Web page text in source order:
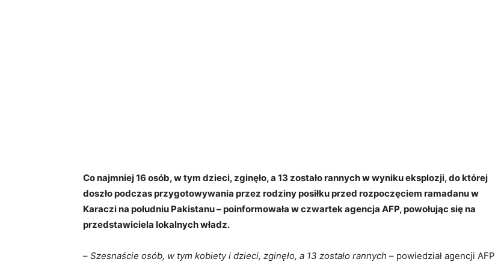
Co najmniej 16 osób, w tym dzieci, zginęło, a 13 zostało rannych w wyniku eksplozji, do której
doszło podczas przygotowywania przez rodziny posiłku przed rozpoczęciem ramadanu w
Karaczi na południu Pakistanu – poinformowała w czwartek agencja AFP, powołując się na
przedstawiciela lokalnych władz.
– Szesnaście osób, w tym kobiety i dzieci, zginęło, a 13 zostało rannych – powiedział agencji AFP